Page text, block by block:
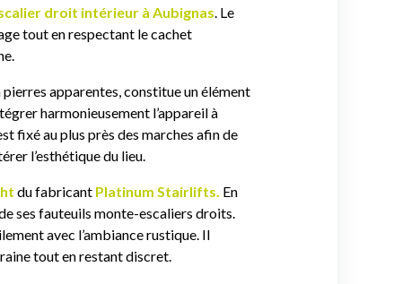
droit intérieur à Aubignas. Le
tout en respectant le cachet
pierres apparentes, constitue un élément
harmonieusement l’appareil à
fixé au plus près des marches afin de
l’esthétique du lieu.
du fabricant Platinum Stairlifts. En
ses fauteuils monte-escaliers droits.
avec l’ambiance rustique. Il
tout en restant discret.